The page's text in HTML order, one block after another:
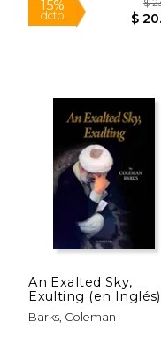
An Exalted Sky,
Exulting (en Inglés)
Barks, Coleman